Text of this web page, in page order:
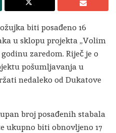
biti posađeno 16
u sklopu projekta „Volim
zaredom. Riječ je o
pošumljavanja u
nedaleko od Dukatove
broj posađenih stabala
ukupno biti obnovljeno 17